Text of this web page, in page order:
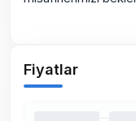
Fiyatlar